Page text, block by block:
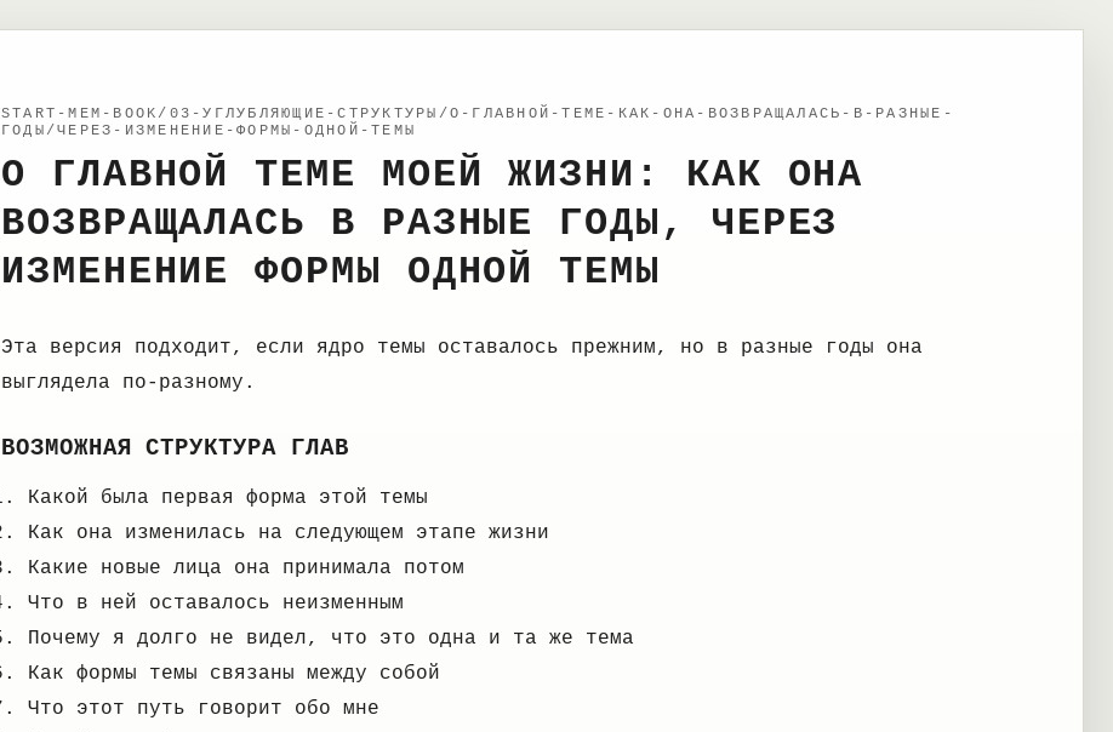
START-MEM-BOOK/03-УГЛУБЛЯЮЩИЕ-СТРУКТУРЫ/О-ГЛАВНОЙ-ТЕМЕ-КАК-ОНА-ВОЗВРАЩАЛАСЬ-В-РАЗНЫЕ-
ГОДЫ/ЧЕРЕЗ-ИЗМЕНЕНИЕ-ФОРМЫ-ОДНОЙ-ТЕМЫ
О ГЛАВНОЙ ТЕМЕ МОЕЙ ЖИЗНИ: КАК ОНА
ВОЗВРАЩАЛАСЬ В РАЗНЫЕ ГОДЫ, ЧЕРЕЗ
ИЗМЕНЕНИЕ ФОРМЫ ОДНОЙ ТЕМЫ
Эта версия подходит, если ядро темы оставалось прежним, но в разные годы она
выглядела по-разному.
ВОЗМОЖНАЯ СТРУКТУРА ГЛАВ
Какой была первая форма этой темы
Как она изменилась на следующем этапе жизни
Какие новые лица она принимала потом
Что в ней оставалось неизменным
Почему я долго не видел, что это одна и та же тема
Как формы темы связаны между собой
Что этот путь говорит обо мне